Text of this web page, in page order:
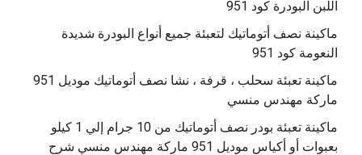
اللبن البودرة كود 951
ماكينة نصف أتوماتيك لتعبئة جميع أنواع البودرة شديدة
النعومة كود 951
ماكينة تعبئة سحلب ، قرفة ، نشا نصف أتوماتيك موديل 951
ماركة مهندس منسي
ماكينة تعبئة بودر نصف أتوماتيك من 10 جرام إلي 1 كيلو
بعبوات أو أكياس موديل 951 ماركة مهندس منسي شرح